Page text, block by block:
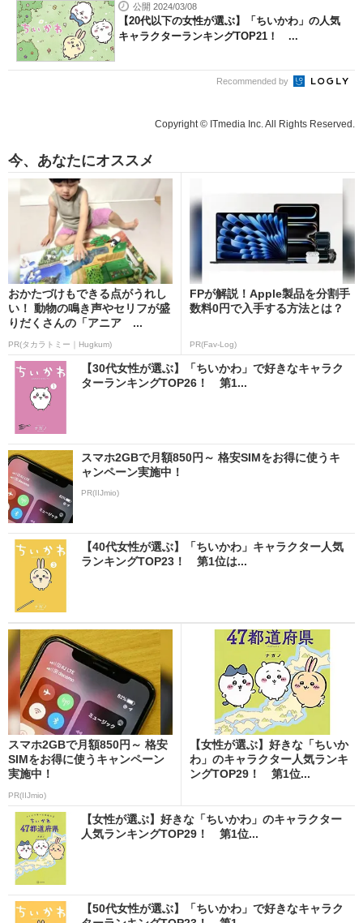
公開 2024/03/08
【20代以下の女性が選ぶ】「ちいかわ」の人気
キャラクターランキングTOP21！ ...
Recommended by
Copyright © ITmedia Inc. All Rights Reserved.
今、あなたにオススメ
おかたづけもできる点がうれし
い！ 動物の鳴き声やセリフが盛
りだくさんの「アニア ...
PR(タカラトミー｜Hugkum)
FPが解説！Apple製品を分割手
数料0円で入手する方法とは？
PR(Fav-Log)
【30代女性が選ぶ】「ちいかわ」で好きなキャラク
ターランキングTOP26！ 第1...
スマホ2GBで月額850円～ 格安SIMをお得に使うキ
ャンペーン実施中！
PR(IIJmio)
【40代女性が選ぶ】「ちいかわ」キャラクター人気
ランキングTOP23！ 第1位は...
スマホ2GBで月額850円～ 格安
SIMをお得に使うキャンペーン
実施中！
PR(IIJmio)
【女性が選ぶ】好きな「ちいか
わ」のキャラクター人気ランキ
ングTOP29！ 第1位...
【女性が選ぶ】好きな「ちいかわ」のキャラクター
人気ランキングTOP29！ 第1位...
【50代女性が選ぶ】「ちいかわ」で好きなキャラク